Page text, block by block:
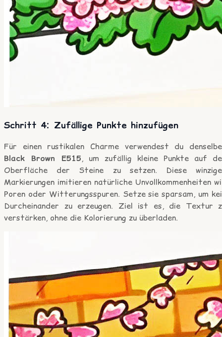
Schritt 4: Zufällige Punkte hinzufügen
Für einen rustikalen Charme verwendest du
Black Brown E515, um zufällig kleine Punkte auf
Oberfläche der Steine zu setzen. Diese
Markierungen imitieren natürliche Unvollkommenheiten
Poren oder Witterungsspuren. Setze sie sparsam, um
Durcheinander zu erzeugen. Ziel ist es, die Textur
verstärken, ohne die Kolorierung zu überladen.